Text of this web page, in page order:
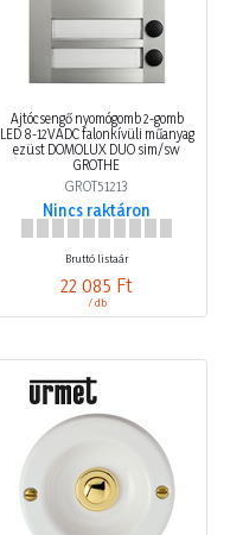
Ajtócsengő nyomógomb 2-gomb
LED 8-12VADC falonkívüli műanyag
ezüst DOMOLUX DUO sim/sw
GROTHE
GROT51213
Nincs raktáron
Bruttó listaár
22 085 Ft
/ db